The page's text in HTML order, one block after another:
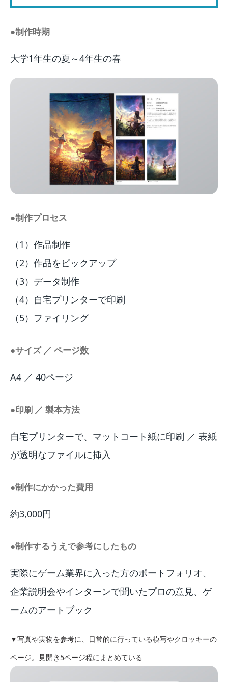
●制作時期
大学1年生の夏～4年生の春
●制作プロセス
（1）作品制作
（2）作品をピックアップ
（3）データ制作
（4）自宅プリンターで印刷
（5）ファイリング
●サイズ ／ ページ数
A4 ／ 40ページ
●印刷 ／ 製本方法
自宅プリンターで、マットコート紙に印刷 ／ 表紙
が透明なファイルに挿入
●制作にかかった費用
約3,000円
●制作するうえで参考にしたもの
実際にゲーム業界に入った方のポートフォリオ、
企業説明会やインターンで聞いたプロの意見、ゲ
ームのアートブック
▼写真や実物を参考に、日常的に行っている模写やクロッキーの
ページ。見開き5ページ程にまとめている